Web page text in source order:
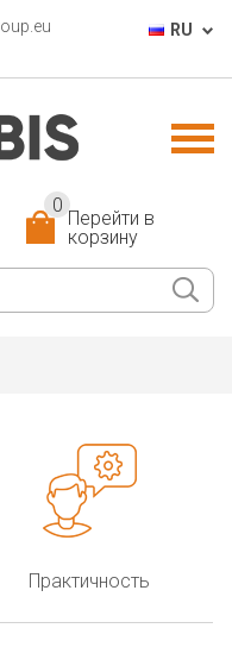
RU
Перейти в
корзину
0
Практичность